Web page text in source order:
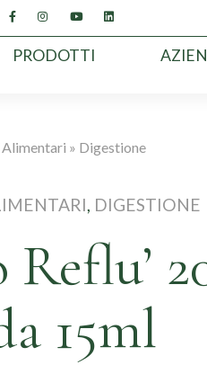
PRODOTTI
» Digestione
, DIGESTIONE
15ml